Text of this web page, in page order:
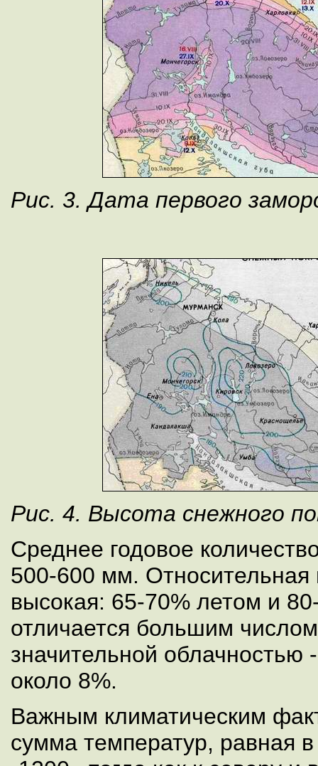
Рис. 3. Дата первого
Рис. 4. Высота снежного
Среднее годовое
500-600 мм. Относительная
высокая: 65-70% летом и
отличается большим
значительной облачностью
около 8%.
Важным климатическим
сумма температур, равная